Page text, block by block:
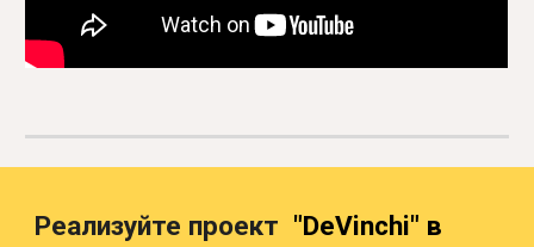
Реализуйте проект "DeVinchi" в